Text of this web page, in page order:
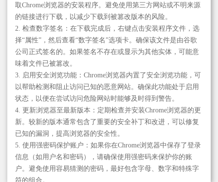
取Chrome浏览器的安装程序。避免使用第三方网站或不明来源
的链接进行下载，以减少下载到被篡改版本的风险。
2. 检查数字签名：在下载完成后，右键点击安装程序文件，选
择“属性”，然后查看“数字签名”选项卡。确保该文件是由谷歌
公司正式签名的。如果签名不存在或显示为其他实体，可能意
味着文件已被篡改。
3. 启用安全浏览功能：Chrome浏览器内置了安全浏览功能，可
以帮助检测和阻止访问已知的恶意网站。确保此功能处于启用
状态，以便在尝试访问危险网站时能够及时得到警告。
4. 更新浏览器至最新版本：定期检查并安装Chrome浏览器的更
新。较新的版本通常包含了重要的安全补丁和改进，可以修复
已知的漏洞，提高浏览器的安全性。
5. 使用强密码保护账户：如果你在Chrome浏览器中保存了登录
信息（如用户名和密码），请确保使用强密码来保护你的账
户。避免使用容易猜测的密码，最好包含字母、数字和特殊字
符的组合。